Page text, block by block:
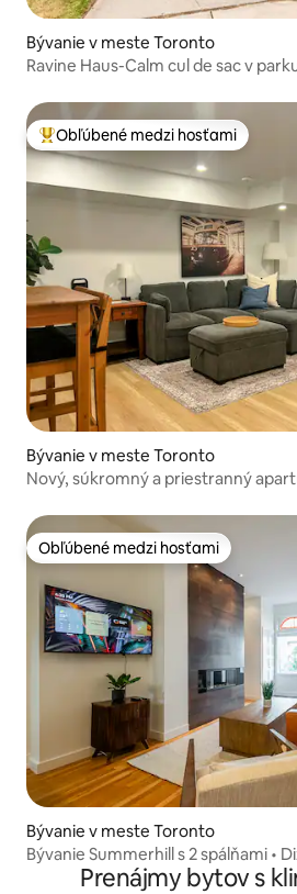
Bývanie v meste Toronto
Ravine Haus-Calm cul de sac v
Najobľúbenejšie medzi hosťami
Obľúbené medzi hosťami
Bývanie v meste Toronto
Nový, súkromný a priestranný
Obľúbené medzi hosťami
Obľúbené medzi hosťami
Bývanie v meste Toronto
Bývanie Summerhill s 2 spálňami •
4 osobyPrenájmy bytov s